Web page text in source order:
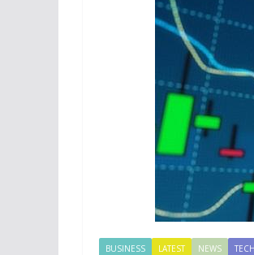
BUSINESS LATEST NEWS